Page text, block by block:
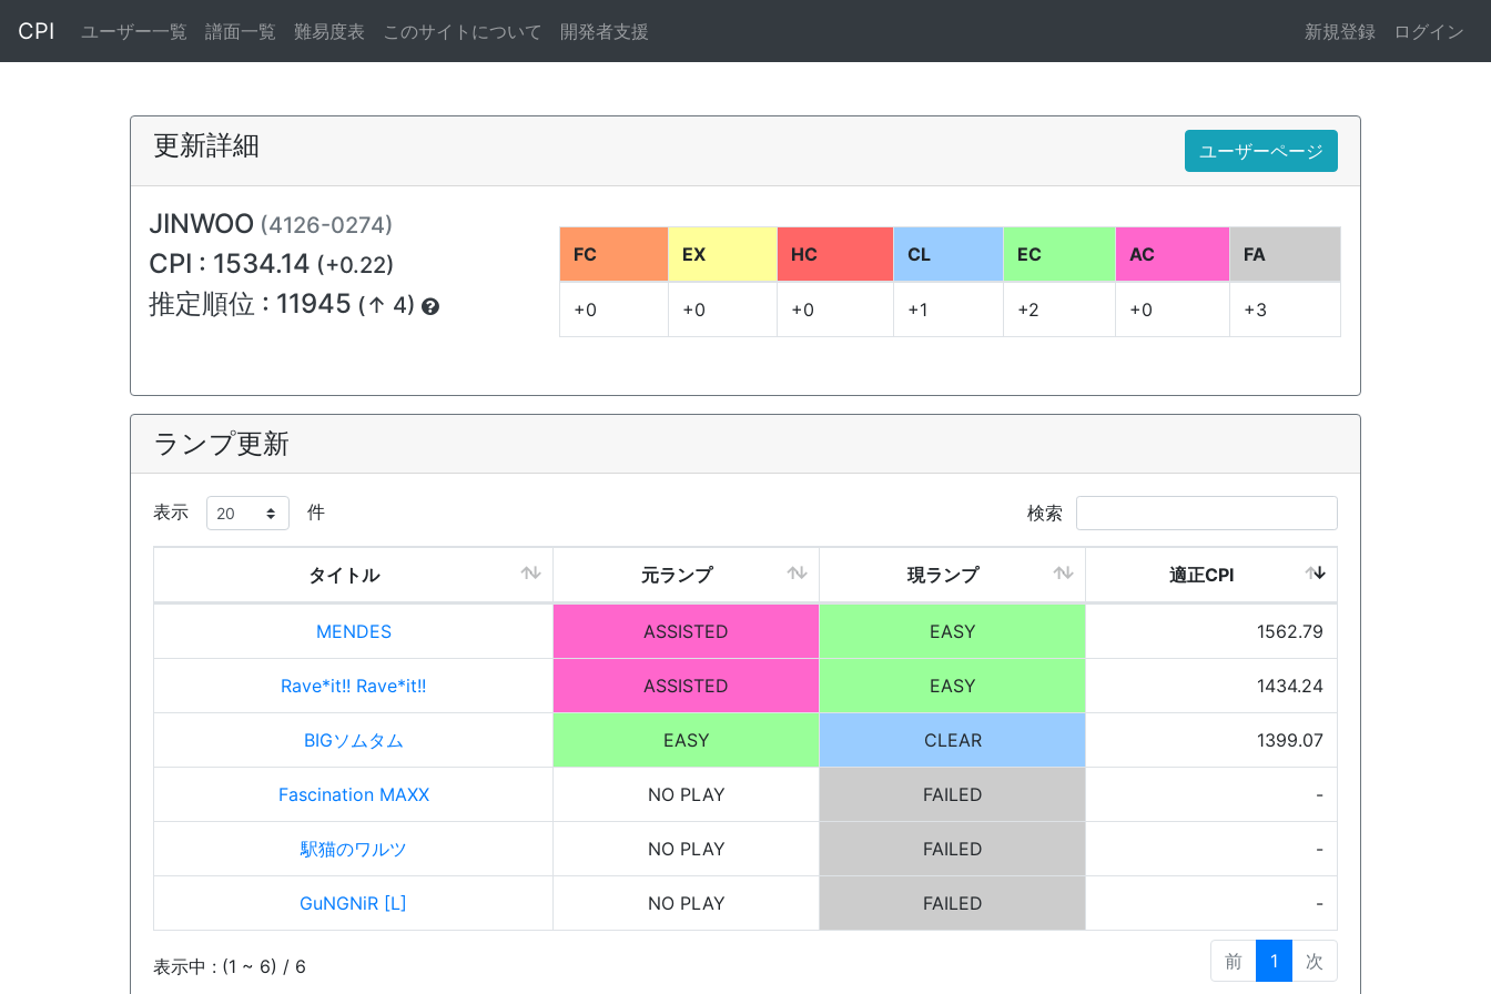
CPI ユーザー一覧 譜面一覧 難易度表 このサイトについて 開発者支援 新規登録 ログイン
更新詳細 ユーザーページ
JINWOO (4126-0274)
CPI : 1534.14 (+0.22)
推定順位 : 11945 (↑ 4)
FC EX HC CL EC AC FA
+0 +0 +0 +1 +2 +0 +3
ランプ更新
表示 件 検索
タイトル 元ランプ 現ランプ 適正CPI
MENDES ASSISTED EASY 1562.79
Rave*it!! Rave*it!! ASSISTED EASY 1434.24
BIGソムタム EASY CLEAR 1399.07
Fascination MAXX NO PLAY FAILED -
駅猫のワルツ NO PLAY FAILED -
GuNGNiR [L] NO PLAY FAILED -
表示中 : (1 ~ 6) / 6 前 1 次